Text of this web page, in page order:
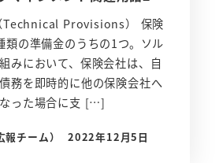
Technical Provisions） 保険
類の準備金のうちの1つ。ソル
みにおいて、保険会社は、自
務を即時的に他の保険会社へ
った場合に支 […]
チーム） 2022年12月5日